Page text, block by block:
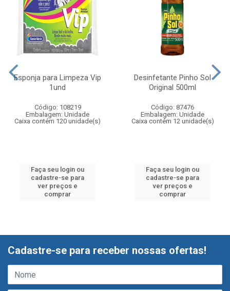
Esponja para Limpeza Vip
1und
Código: 108219
Embalagem: Unidade
Caixa contém 120 unidade(s)
Faça seu login ou
cadastre-se para
ver preços e
comprar
Desinfetante Pinho Sol
Original 500ml
Código: 87476
Embalagem: Unidade
Caixa contém 12 unidade(s)
Faça seu login ou
cadastre-se para
ver preços e
comprar
Cadastre-se para receber nossas ofertas!